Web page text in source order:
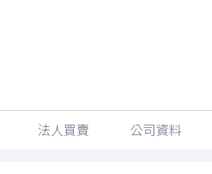
法人買賣 公司資料